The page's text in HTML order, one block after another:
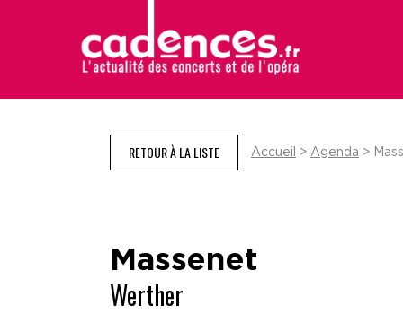
RETOUR À LA LISTE Accueil > Agenda >
Massenet
Werther